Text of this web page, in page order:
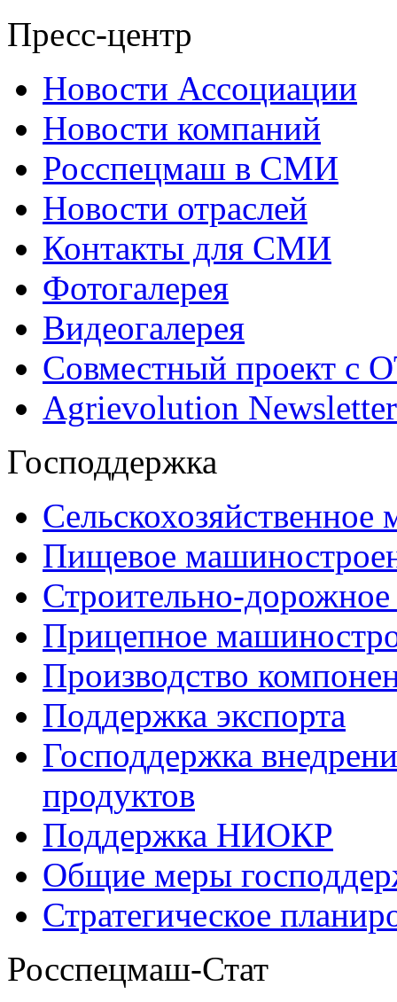
Пресс-центр
Новости Ассоциации
Новости компаний
Росспецмаш в СМИ
Новости отраслей
Контакты для СМИ
Фотогалерея
Видеогалерея
Совместный проект с
Agrievolution Newsletter
Господдержка
Пищевое
Строительно-
Прицепное
Производство
Поддержка экспорта
Господдержка
продуктов
Поддержка НИОКР
Общие меры
Стратегическое
Росспецмаш-Стат